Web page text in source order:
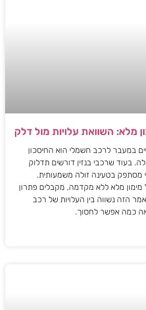
מלא: השוואת עלויות מול דלק
במעבר לרכב חשמלי הוא החיסכון
בעוד שרכבי בנזין דורשים תדלוק
מסתפק בטעינה זולה משמעותית.
מימון מלא ללא מקדמה, מקבלים פתרון
הזה נשווה בין העלויות של רכב
כמה אפשר לחסוך.